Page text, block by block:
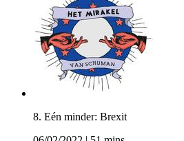
8. Eén minder: Brexit